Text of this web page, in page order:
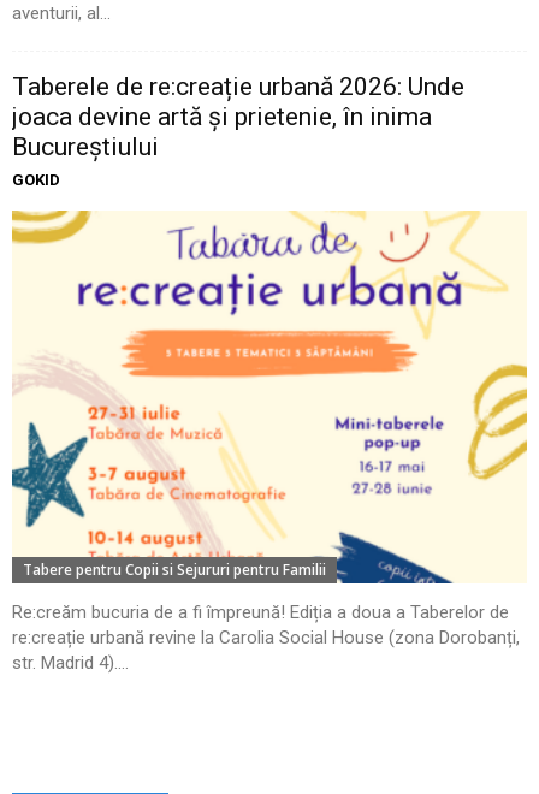
aventurii, al...
Taberele de re:creație urbană 2026: Unde
joaca devine artă și prietenie, în inima
Bucureștiului
GOKID
Tabere pentru Copii si Sejururi pentru Familii
Re:creăm bucuria de a fi împreună! Ediția a doua a Taberelor de
re:creație urbană revine la Carolia Social House (zona Dorobanți,
str. Madrid 4)....